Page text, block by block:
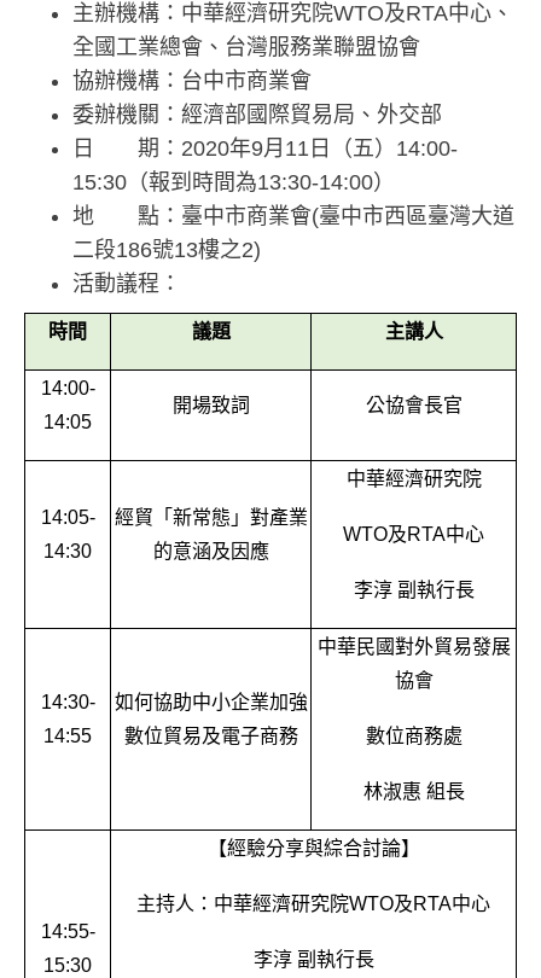
主辦機構：中華經濟研究院WTO及RTA中心、
全國工業總會、台灣服務業聯盟協會
協辦機構：台中市商業會
委辦機關：經濟部國際貿易局、外交部
日 期：2020年9月11日（五）14:00-
15:30（報到時間為13:30-14:00）
地 點：臺中市商業會(臺中市西區臺灣大道
二段186號13樓之2)
活動議程：
時間 議題 主講人
14:00-
14:05
開場致詞 公協會長官
14:05-
14:30
經貿「新常態」對產業
的意涵及因應
中華經濟研究院
WTO及RTA中心
李淳 副執行長
14:30-
14:55
如何協助中小企業加強
數位貿易及電子商務
中華民國對外貿易發展
協會
數位商務處
林淑惠 組長
14:55-
15:30
【經驗分享與綜合討論】
主持人：中華經濟研究院WTO及RTA中心
李淳 副執行長